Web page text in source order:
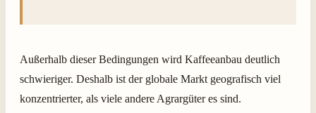
Außerhalb dieser Bedingungen wird Kaffeeanbau deutlich
schwieriger. Deshalb ist der globale Markt geografisch viel
konzentrierter, als viele andere Agrargüter es sind.